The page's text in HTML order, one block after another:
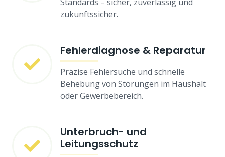
zukunftssicher.
Fehlerdiagnose & Reparatur
Präzise Fehlersuche und schnelle
Behebung von Störungen im Haushalt
oder Gewerbebereich.
Unterbruch- und
Leitungsschutz